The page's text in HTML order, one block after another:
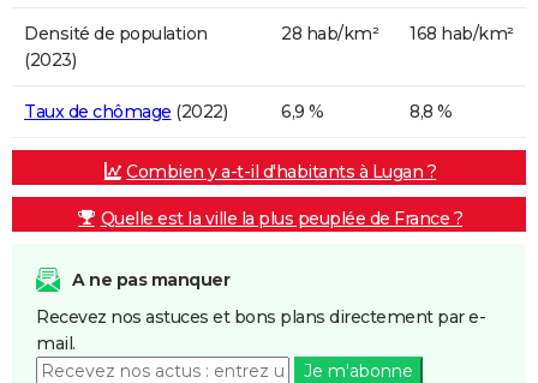
Densité de population
(2023)
28 hab/km² 168 hab/km²
Taux de chômage (2022) 6,9 % 8,8 %
Combien y a-t-il d'habitants à Lugan ?
Quelle est la ville la plus peuplée de France ?
A ne pas manquer
Recevez nos astuces et bons plans directement par e-
mail.
Je m'abonne